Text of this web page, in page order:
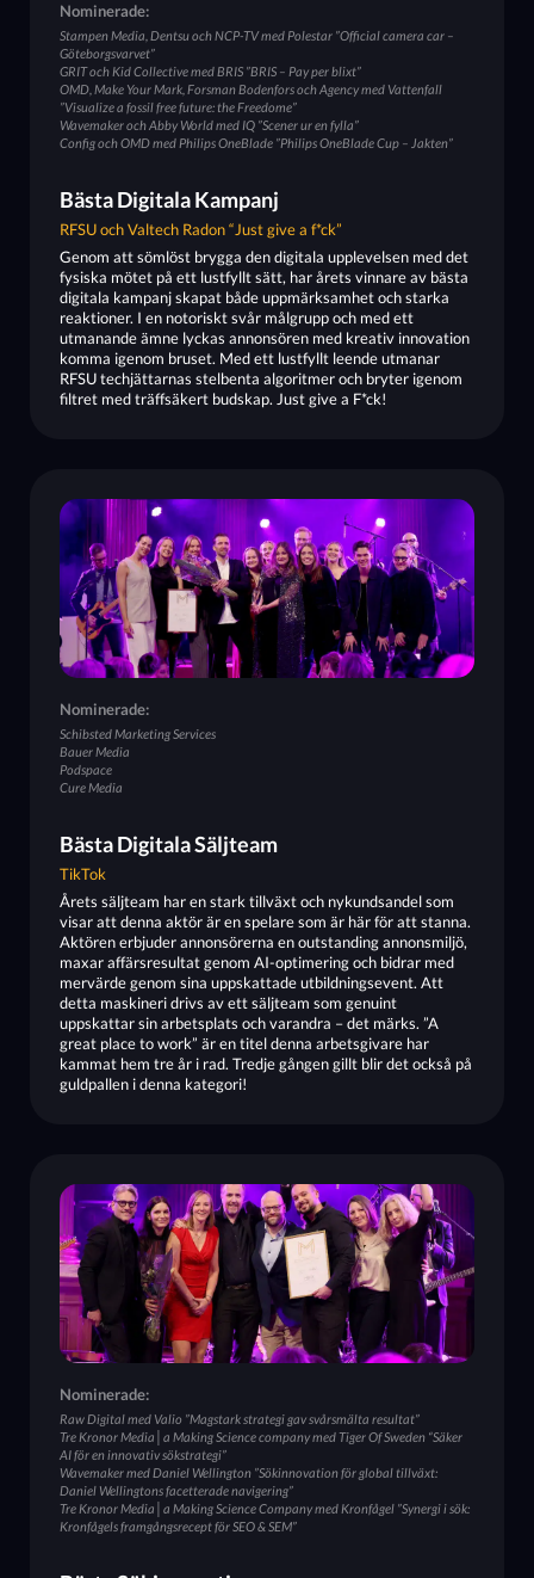
Nominerade:
Stampen Media, Dentsu och NCP-TV med Polestar ”Official camera car –
Göteborgsvarvet”
GRIT och Kid Collective med BRIS ”BRIS – Pay per blixt”
OMD, Make Your Mark, Forsman Bodenfors och Agency med Vattenfall
”Visualize a fossil free future: the Freedome”
Wavemaker och Abby World med IQ ”Scener ur en fylla”
Config och OMD med Philips OneBlade ”Philips OneBlade Cup – Jakten”
Bästa Digitala Kampanj
RFSU och Valtech Radon “Just give a f*ck”
Genom att sömlöst brygga den digitala upplevelsen med det
fysiska mötet på ett lustfyllt sätt, har årets vinnare av bästa
digitala kampanj skapat både uppmärksamhet och starka
reaktioner. I en notoriskt svår målgrupp och med ett
utmanande ämne lyckas annonsören med kreativ innovation
komma igenom bruset. Med ett lustfyllt leende utmanar
RFSU techjättarnas stelbenta algoritmer och bryter igenom
filtret med träffsäkert budskap. Just give a F*ck!
Nominerade:
Schibsted Marketing Services
Bauer Media
Podspace
Cure Media
Bästa Digitala Säljteam
TikTok
Årets säljteam har en stark tillväxt och nykundsandel som
visar att denna aktör är en spelare som är här för att stanna.
Aktören erbjuder annonsörerna en outstanding annonsmiljö,
maxar affärsresultat genom AI-optimering och bidrar med
mervärde genom sina uppskattade utbildningsevent. Att
detta maskineri drivs av ett säljteam som genuint
uppskattar sin arbetsplats och varandra – det märks. ”A
great place to work” är en titel denna arbetsgivare har
kammat hem tre år i rad. Tredje gången gillt blir det också på
guldpallen i denna kategori!
Nominerade:
Raw Digital med Valio ”Magstark strategi gav svårsmälta resultat”
Tre Kronor Media│a Making Science company med Tiger Of Sweden “Säker
AI för en innovativ sökstrategi”
Wavemaker med Daniel Wellington ”Sökinnovation för global tillväxt:
Daniel Wellingtons facetterade navigering”
Tre Kronor Media│a Making Science Company med Kronfågel ”Synergi i sök:
Kronfågels framgångsrecept för SEO & SEM”